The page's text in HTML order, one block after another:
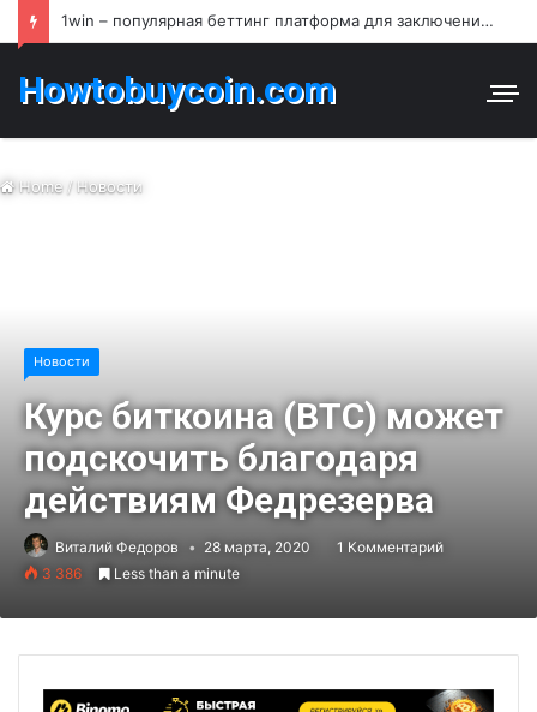
1win – популярная беттинг платформа для заключения пари и азартных игр в Узбекистане
Howtobuycoin.com
Home/Новости
Новости
Курс биткоина (BTC) может
подскочить благодаря
действиям Федрезерва
Виталий Федоров 28 марта, 2020
1 Комментарий
3 386
Less than a minute